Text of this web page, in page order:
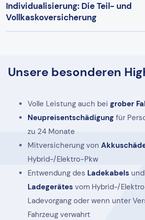
Individualisierung: Die Teil- und
Vollkaskoversicherung
Unsere besonderen
Volle Leistung auch bei grober
Neupreisentschädigung für
zu 24 Monate
Mitversicherung von
Hybrid-/Elektro-Pkw
Entwendung des Ladekabels
Ladegerätes vom Hybrid-/
Ladevorgang oder wenn unter
Fahrzeug verwahrt